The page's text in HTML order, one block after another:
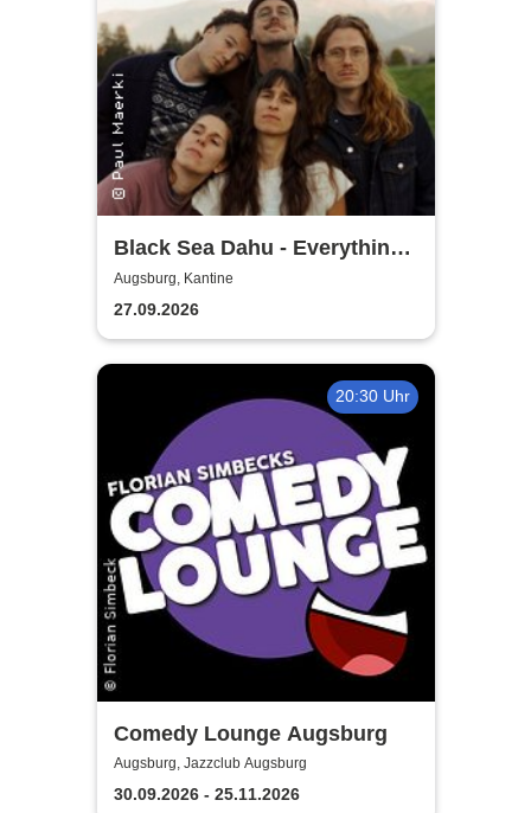
Black Sea Dahu - Everything
Tour 2026
Augsburg, Kantine
27.09.2026
20:30 Uhr
Comedy Lounge Augsburg
Augsburg, Jazzclub Augsburg
30.09.2026 - 25.11.2026